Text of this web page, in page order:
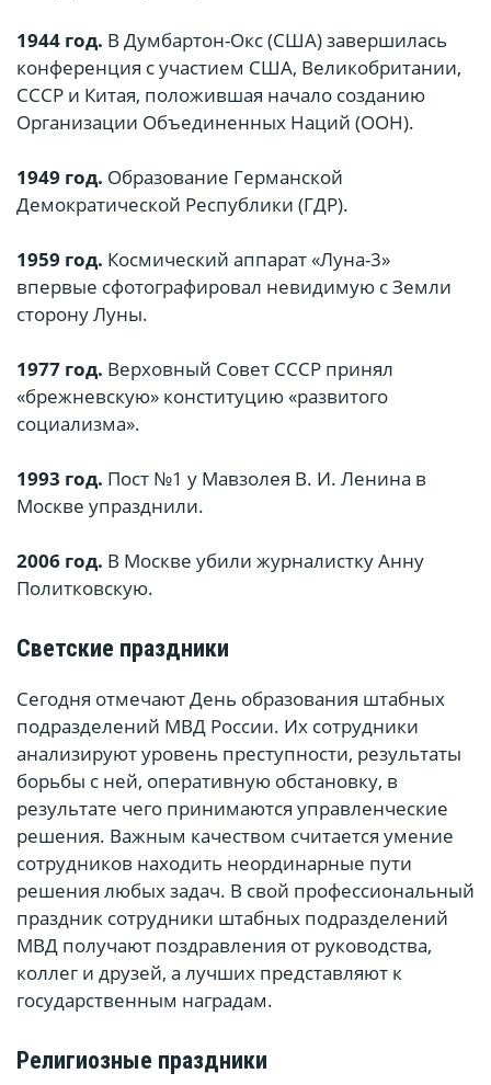
1944 год. В Думбартон-Окс (США) завершилась
конференция с участием США, Великобритании,
СССР и Китая, положившая начало созданию
Организации Объединенных Наций (ООН).
1949 год. Образование Германской
Демократической Республики (ГДР).
1959 год. Космический аппарат «Луна-3»
впервые сфотографировал невидимую с Земли
сторону Луны.
1977 год. Верховный Совет СССР принял
«брежневскую» конституцию «развитого
социализма».
1993 год. Пост №1 у Мавзолея В. И. Ленина в
Москве упразднили.
2006 год. В Москве убили журналистку Анну
Политковскую.
Светские праздники
Сегодня отмечают День образования штабных
подразделений МВД России. Их сотрудники
анализируют уровень преступности, результаты
борьбы с ней, оперативную обстановку, в
результате чего принимаются управленческие
решения. Важным качеством считается умение
сотрудников находить неординарные пути
решения любых задач. В свой профессиональный
праздник сотрудники штабных подразделений
МВД получают поздравления от руководства,
коллег и друзей, а лучших представляют к
государственным наградам.
Религиозные праздники